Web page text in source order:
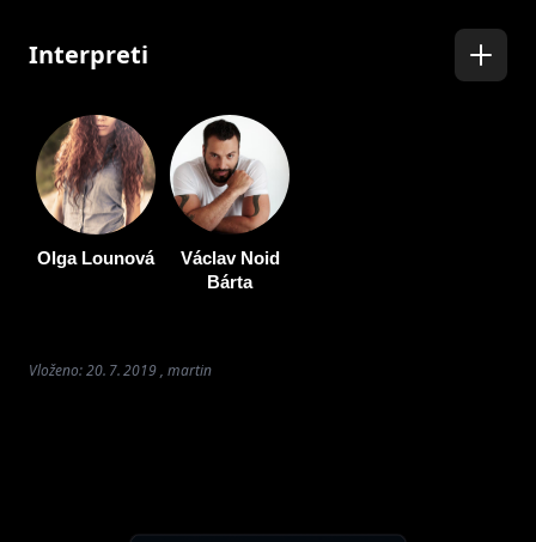
Interpreti
Olga Lounová
Václav Noid
Bárta
Vloženo: 20. 7. 2019 , martin